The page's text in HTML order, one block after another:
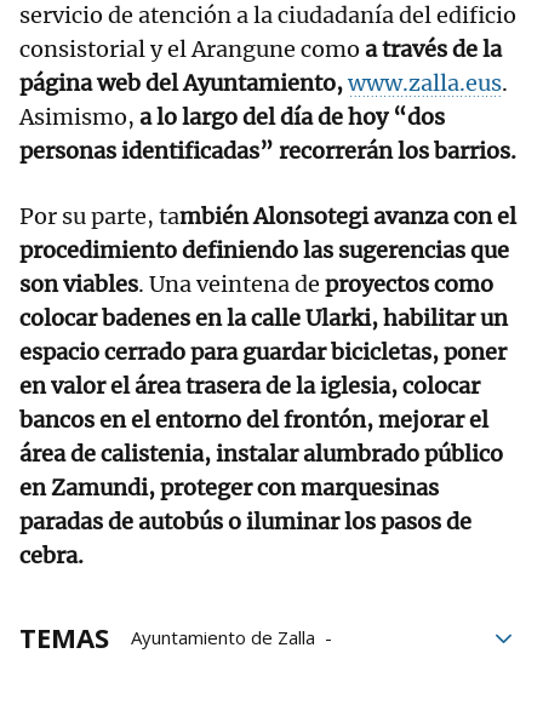
servicio de atención a la ciudadanía del edificio
consistorial y el Arangune como a través de la
página web del Ayuntamiento,www.zalla.eus.
Asimismo, a lo largo del día de hoy “dos
personas identificadas” recorrerán los barrios.
Por su parte, también Alonsotegi avanza con el
procedimiento definiendo las sugerencias que
son viables. Una veintena de proyectos como
colocar badenes en la calle Ularki, habilitar un
espacio cerrado para guardar bicicletas, poner
en valor el área trasera de la iglesia, colocar
bancos en el entorno del frontón, mejorar el
área de calistenia, instalar alumbrado público
en Zamundi, proteger con marquesinas
paradas de autobús o iluminar los pasos de
cebra.
TEMAS
Ayuntamiento de Zalla